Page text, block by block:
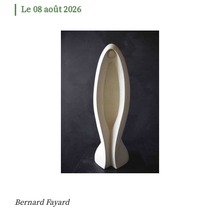
STRADA’DATES
ALTER STRADA
RECHERCHER
S'ABONNER
S'INSCRIRE À LA NEWSLETTER
FACEBOOKINSTAGRAM
LINKEDIN
Le 08 août 2026
Bernard Fayard